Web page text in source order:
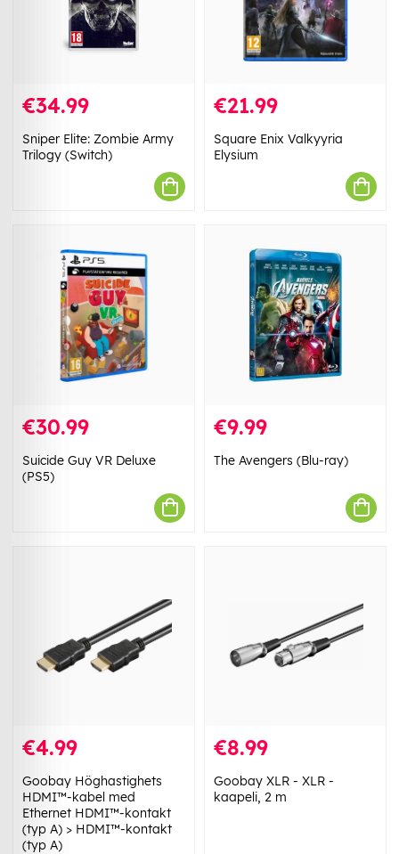
€34.99
Sniper Elite: Zombie Army
Trilogy (Switch)
€21.99
Square Enix Valkyyria
Elysium
€30.99
Suicide Guy VR Deluxe
(PS5)
€9.99
The Avengers (Blu-ray)
€4.99
Goobay Höghastighets
HDMI™-kabel med
Ethernet HDMI™-kontakt
(typ A) > HDMI™-kontakt
(typ A)
€8.99
Goobay XLR - XLR -
kaapeli, 2 m